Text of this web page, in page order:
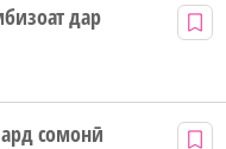
дар
сомонӣ